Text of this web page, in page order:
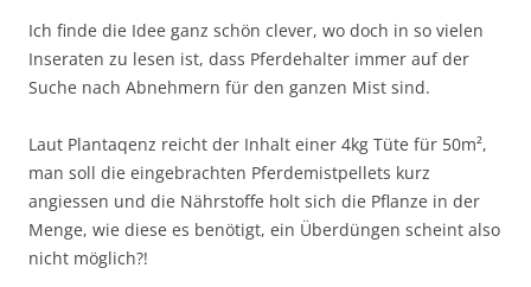
Ich finde die Idee ganz schön clever, wo doch in so vielen
Inseraten zu lesen ist, dass Pferdehalter immer auf der
Suche nach Abnehmern für den ganzen Mist sind.
Laut Plantaqenz reicht der Inhalt einer 4kg Tüte für 50m²,
man soll die eingebrachten Pferdemistpellets kurz
angiessen und die Nährstoffe holt sich die Pflanze in der
Menge, wie diese es benötigt, ein Überdüngen scheint also
nicht möglich?!